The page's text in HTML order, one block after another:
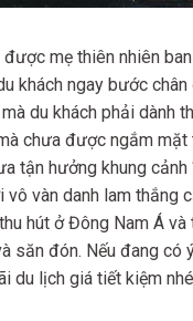
mẹ thiên nhiên
khách ngay bước
du khách phải dành
chưa được ngắm
tận hưởng khung
vàn danh lam
hút ở Đông Nam Á và
săn đón. Nếu đang
du lịch giá tiết kiệm